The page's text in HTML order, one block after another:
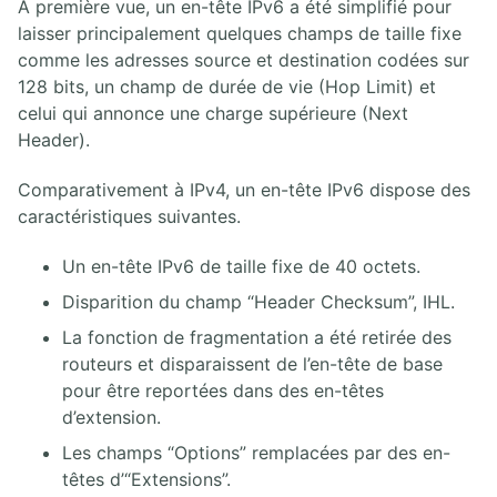
16.1. Configuration et gestion des consoles Cisco IOS
16.2. Chiffement des mots de passes locaux en Cisco IOS
16.4. CDP et LLDP
16.5. Synchronisation temporelle NTP
16.6. Gestion des logs SYSLOG
16.8. Lab Gestion d'infrastructure
16.9. Supervision du réseau Netflow
17. AUTOMATION ET PROGRAMMABILITÉ DU RÉSEAU
17.1. De la virtualisation au nuage
17.2. Concepts Cisco SDN
17.3. APIs HTTP Restful
17.4. Infrastructure as Code
18. TECHNOLOGIES WAN
A première vue, un en-tête IPv6 a été simplifié pour
laisser principalement quelques champs de taille fixe
comme les adresses source et destination codées sur
128 bits, un champ de durée de vie (Hop Limit) et
celui qui annonce une charge supérieure (Next
Header).
Comparativement à IPv4, un en-tête IPv6 dispose des
caractéristiques suivantes.
Un en-tête IPv6 de taille fixe de 40 octets.
Disparition du champ “Header Checksum”, IHL.
La fonction de fragmentation a été retirée des
routeurs et disparaissent de l’en-tête de base
pour être reportées dans des en-têtes
d’extension.
Les champs “Options” remplacées par des en-
têtes d’“Extensions”.